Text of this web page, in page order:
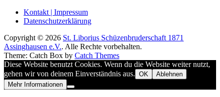
Seitenfuß-
Menü
Kontakt | Impressum
Datenschutzerklärung
Copyright © 2026 St. Liborius Schüzenbruderschaft 1871
Assinghausen e.V.. Alle Rechte vorbehalten.
Theme: Catch Box by Catch Themes
Nach
oben
scrollen
Diese Website benutzt Cookies. Wenn du die Website weiter nutzt,
gehen wir von deinem Einverständnis aus. OK
Ablehnen
Mehr Informationen